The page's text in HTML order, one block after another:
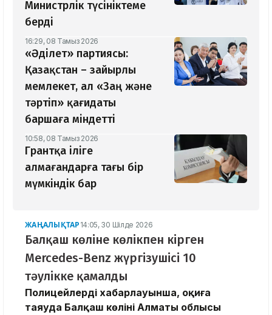
Министрлік түсініктеме
берді
16:29, 08 Тамыз 2026
«Әділет» партиясы:
Қазақстан – зайырлы
мемлекет, ал «Заң және
тәртіп» қағидаты
баршаға міндетті
10:58, 08 Тамыз 2026
Грантқа іліге
алмағандарға тағы бір
мүмкіндік бар
ЖАҢАЛЫҚТАР 14:05, 30 Шілде 2026
Балқаш көліне көлікпен кірген
Mercedes-Benz жүргізушісі 10
тәулікке қамалды
Полицейлердің хабарлауынша, оқиға
таяуда Балқаш көлінің Алматы облысы